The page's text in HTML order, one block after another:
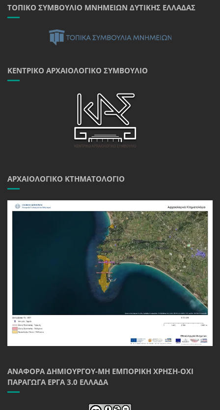
ΤΟΠΙΚΌ ΣΥΜΒΟΎΛΙΟ ΜΝΗΜΕΊΩΝ ΔΥΤΙΚΉΣ ΕΛΛΆΔΑΣ
ΚΕΝΤΡΙΚΌ ΑΡΧΑΙΟΛΟΓΙΚΌ ΣΥΜΒΟΎΛΙΟ
ΑΡΧΑΙΟΛΟΓΙΚΌ ΚΤΗΜΑΤΟΛΌΓΙΟ
ΑΝΑΦΟΡΆ ΔΗΜΙΟΥΡΓΟΎ-ΜΗ ΕΜΠΟΡΙΚΉ ΧΡΉΣΗ-ΌΧΙ
ΠΑΡΆΓΩΓΑ ΈΡΓΑ 3.0 ΕΛΛΆΔΑ